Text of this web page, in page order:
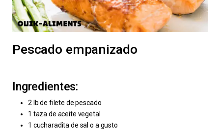
Pescado empanizado
Ingredientes:
2 lb de filete de pescado
1 taza de aceite vegetal
1 cucharadita de sal o a gusto